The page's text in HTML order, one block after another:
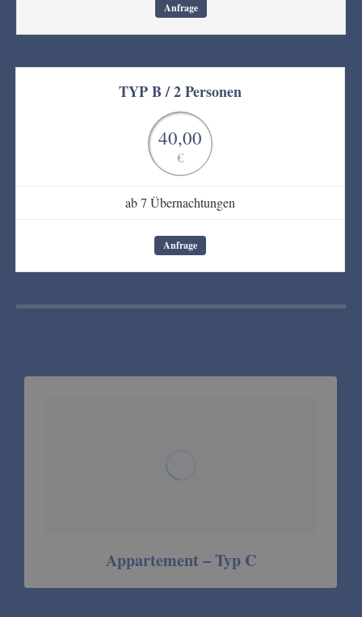
Anfrage
TYP B / 2 Personen
40,00
€
ab 7 Übernachtungen
Anfrage
Appartement – Typ C